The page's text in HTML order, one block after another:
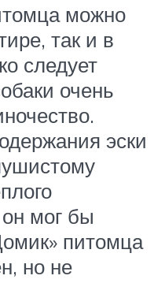
можно
так и в
следует
очень
эски
мог бы
питомца
но не